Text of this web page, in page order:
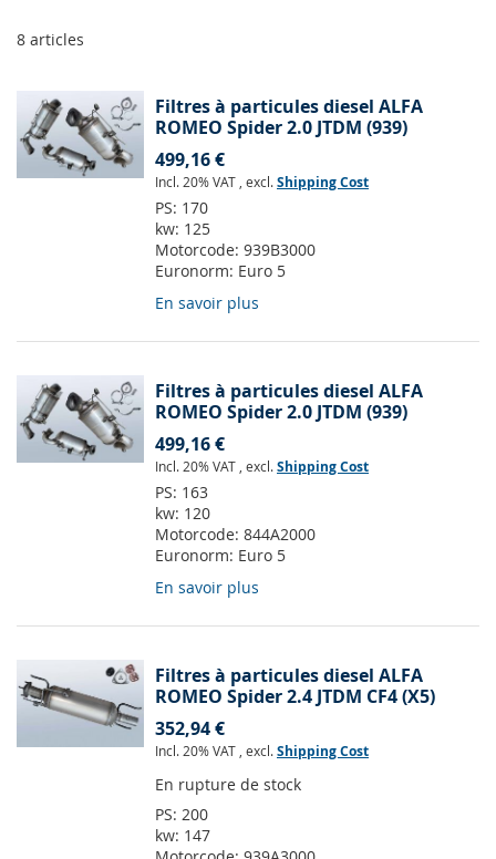
8 articles
Filtres à particules diesel ALFA
ROMEO Spider 2.0 JTDM (939)
499,16 €
Incl. 20% VAT , excl.Shipping Cost
PS: 170
kw: 125
Motorcode: 939B3000
Euronorm: Euro 5
En savoir plus
Filtres à particules diesel ALFA
ROMEO Spider 2.0 JTDM (939)
499,16 €
Incl. 20% VAT , excl.Shipping Cost
PS: 163
kw: 120
Motorcode: 844A2000
Euronorm: Euro 5
En savoir plus
Filtres à particules diesel ALFA
ROMEO Spider 2.4 JTDM CF4 (X5)
352,94 €
Incl. 20% VAT , excl.Shipping Cost
En rupture de stock
PS: 200
kw: 147